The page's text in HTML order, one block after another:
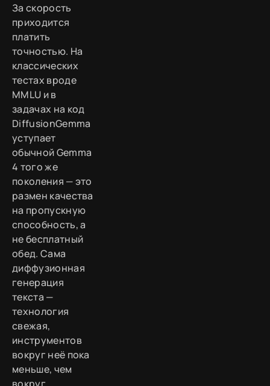
За скорость
приходится
платить
точностью. На
классических
тестах вроде
MMLU и в
задачах на код
DiffusionGemma
уступает
обычной Gemma
4 того же
поколения — это
размен качества
на пропускную
способность, а
не бесплатный
обед. Сама
диффузионная
генерация
текста —
технология
свежая,
инструментов
вокруг неё пока
меньше, чем
вокруг